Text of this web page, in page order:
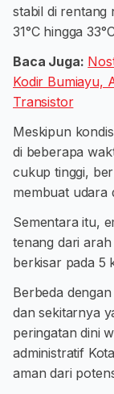
stabil di rentang
31°C hingga
Baca Juga:
Kodir Bumiayu,
Transistor
Meskipun
di beberapa
cukup tinggi,
membuat udara
Sementara itu,
tenang dari
berkisar pada 5
Berbeda
dan sekitarnya
peringatan dini
administratif
aman dari